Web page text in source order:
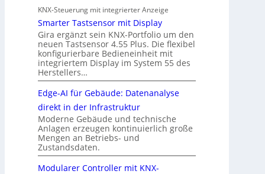
KNX-Steuerung mit integrierter Anzeige
Smarter Tastsensor mit Display
Gira ergänzt sein KNX-Portfolio um den
neuen Tastsensor 4.55 Plus. Die flexibel
konfigurierbare Bedieneinheit mit
integriertem Display im System 55 des
Herstellers…
Edge-AI für Gebäude: Datenanalyse
direkt in der Infrastruktur
Moderne Gebäude und technische
Anlagen erzeugen kontinuierlich große
Mengen an Betriebs- und
Zustandsdaten.
Modularer Controller mit KNX-